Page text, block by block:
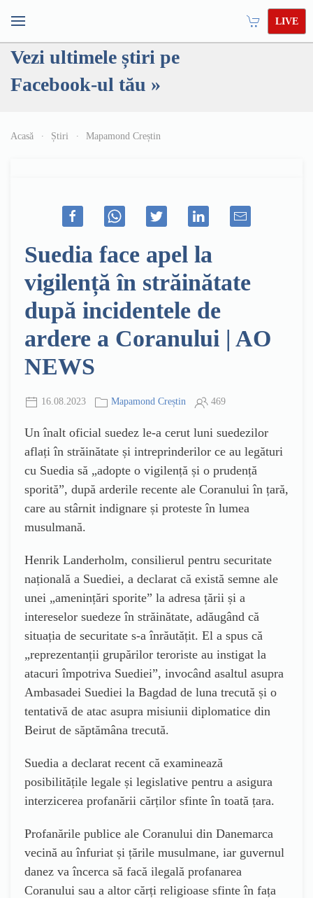
LIVE
Vezi ultimele știri pe
Facebook-ul tău »
Acasă Știri Mapamond Creștin
Suedia face apel la
vigilență în străinătate
după incidentele de
ardere a Coranului | AO
NEWS
16.08.2023 Mapamond Creștin 469
Un înalt oficial suedez le-a cerut luni suedezilor
aflați în străinătate și intreprinderilor ce au legături
cu Suedia să „adopte o vigilență și o prudență
sporită”, după arderile recente ale Coranului în țară,
care au stârnit indignare și proteste în lumea
musulmană.
Henrik Landerholm, consilierul pentru securitate
națională a Suediei, a declarat că există semne ale
unei „amenințări sporite” la adresa țării și a
intereselor suedeze în străinătate, adăugând că
situația de securitate s-a înrăutățit. El a spus că
„reprezentanții grupărilor teroriste au instigat la
atacuri împotriva Suediei”, invocând asaltul asupra
Ambasadei Suediei la Bagdad de luna trecută și o
tentativă de atac asupra misiunii diplomatice din
Beirut de săptămâna trecută.
Suedia a declarat recent că examinează
posibilitățile legale și legislative pentru a asigura
interzicerea profanării cărților sfinte în toată țara.
Profanările publice ale Coranului din Danemarca
vecină au înfuriat și țările musulmane, iar guvernul
danez va încerca să facă ilegală profanarea
Coranului sau a altor cărți religioase sfinte în fața